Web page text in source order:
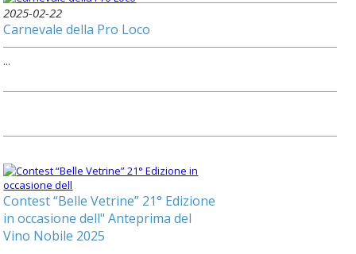
2025-02-22
Carnevale della Pro Loco
...
Contest “Belle Vetrine” 21° Edizione
in occasione dell" Anteprima del
Vino Nobile 2025